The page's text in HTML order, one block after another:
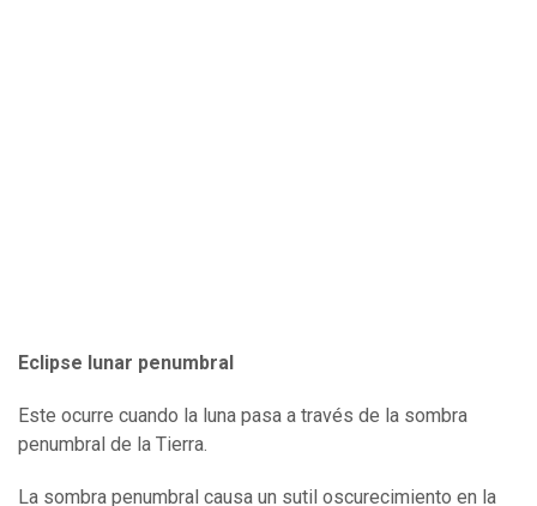
Eclipse lunar penumbral
Este ocurre cuando la luna pasa a través de la sombra
penumbral de la Tierra.
La sombra penumbral causa un sutil oscurecimiento en la